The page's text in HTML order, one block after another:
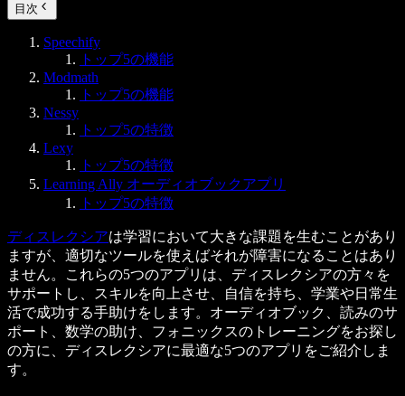
目次
Speechify
トップ5の機能
Modmath
トップ5の機能
Nessy
トップ5の特徴
Lexy
トップ5の特徴
Learning Ally オーディオブックアプリ
トップ5の特徴
ディスレクシアは学習において大きな課題を生むことがあり
ますが、適切なツールを使えばそれが障害になることはあり
ません。これらの5つのアプリは、ディスレクシアの方々を
サポートし、スキルを向上させ、自信を持ち、学業や日常生
活で成功する手助けをします。オーディオブック、読みのサ
ポート、数学の助け、フォニックスのトレーニングをお探し
の方に、ディスレクシアに最適な5つのアプリをご紹介しま
す。